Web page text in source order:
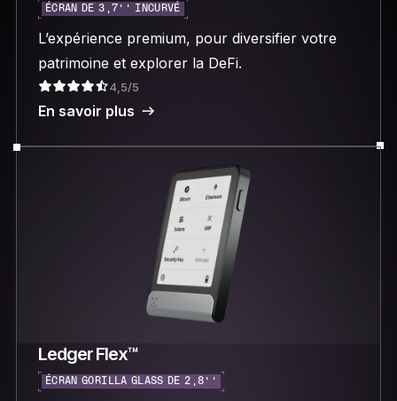
ÉCRAN DE 3,7’’ INCURVÉ
L’expérience premium, pour diversifier votre
patrimoine et explorer la DeFi.
4,5/5
En savoir plus
Ledger Flex™
ÉCRAN GORILLA GLASS DE 2,8’’